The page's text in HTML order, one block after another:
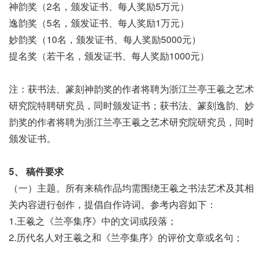
神韵奖（2名，颁发证书、每人奖励5万元）
逸韵奖（5名，颁发证书、每人奖励1万元）
妙韵奖（10名，颁发证书、每人奖励5000元）
提名奖（若干名，颁发证书、每人奖励1000元）
注：获书法、篆刻神韵奖的作者将聘为浙江兰亭王羲之艺术
研究院特聘研究员，同时颁发证书；获书法、篆刻逸韵、妙
韵奖的作者将聘为浙江兰亭王羲之艺术研究院研究员，同时
颁发证书。
5、 稿件要求
（一）主题。所有来稿作品均需围绕王羲之书法艺术及其相
关内容进行创作，提倡自作诗词。参考内容如下：
1.王羲之《兰亭集序》中的文词或段落；
2.历代名人对王羲之和《兰亭集序》的评价文章或名句；